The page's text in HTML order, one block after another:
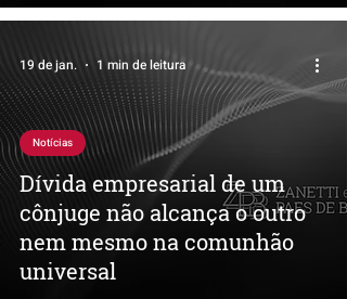
Dívida empresarial de um
cônjuge não alcança o outro
nem mesmo na comunhão
universal
Notícias
19 de jan. 1 min de leitura